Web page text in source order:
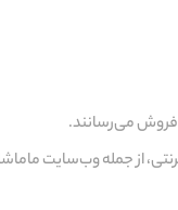
فروش می‌رسانند.